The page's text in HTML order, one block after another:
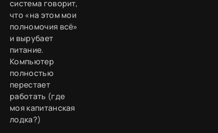
система говорит,
что «на этом мои
полномочия всё»
и вырубает
питание.
Компьютер
полностью
перестает
работать (где
моя капитанская
лодка?)